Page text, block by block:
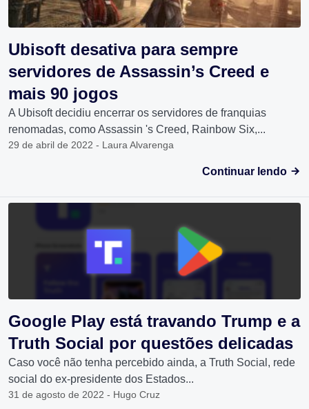
Ubisoft desativa para sempre
servidores de Assassin’s Creed e
mais 90 jogos
A Ubisoft decidiu encerrar os servidores de franquias
renomadas, como Assassin 's Creed, Rainbow Six,...
29 de abril de 2022 - Laura Alvarenga
Continuar lendo
Google Play está travando Trump e a
Truth Social por questões delicadas
Caso você não tenha percebido ainda, a Truth Social, rede
social do ex-presidente dos Estados...
31 de agosto de 2022 - Hugo Cruz